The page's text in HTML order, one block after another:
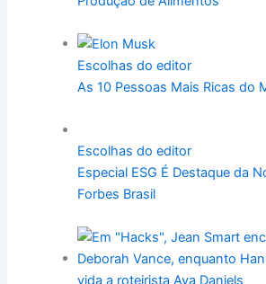
Escolhas do editor
As 10 Pessoas Mais Ricas do
Escolhas do editor
Especial ESG É Destaque da
Forbes Brasil